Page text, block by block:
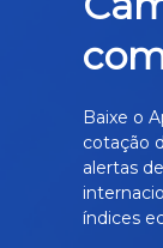
Baixe o
cotação
alertas
índices